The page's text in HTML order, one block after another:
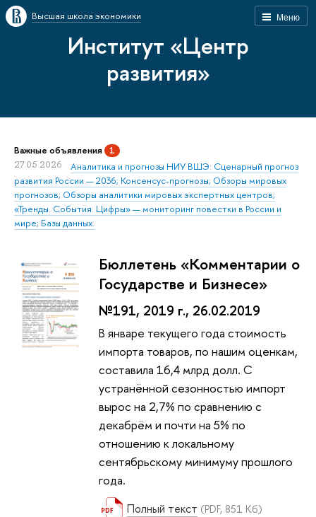
Меню
Высшая школа экономики
Институт «Центр
развития»
Важные объявления 1
27.05.2026
Аналитика и прогнозы НИУ ВШЭ: Сценарный прогноз
развития России — 2036; Консенсус-прогнозы; Обзоры мировых
прогнозов; Обзоры аналитики мировых экспертных центров;
«Тренды. События. Цифры» — мониторинг повестки в России и
мире; Базы данных.
Бюллетень «Комментарии о
Государстве и Бизнесе»
№191, 2019 г., 26.02.2019
В январе текущего года стоимость
импорта товаров, по нашим оценкам,
составила 16,4 млрд долл. С
устранённой сезонностью импорт
вырос на 2,7% по сравнению с
декабрём и почти на 5% по
отношению к локальному
сентябрьскому минимуму прошлого
года.
Полный текст (PDF, 851 Кб)